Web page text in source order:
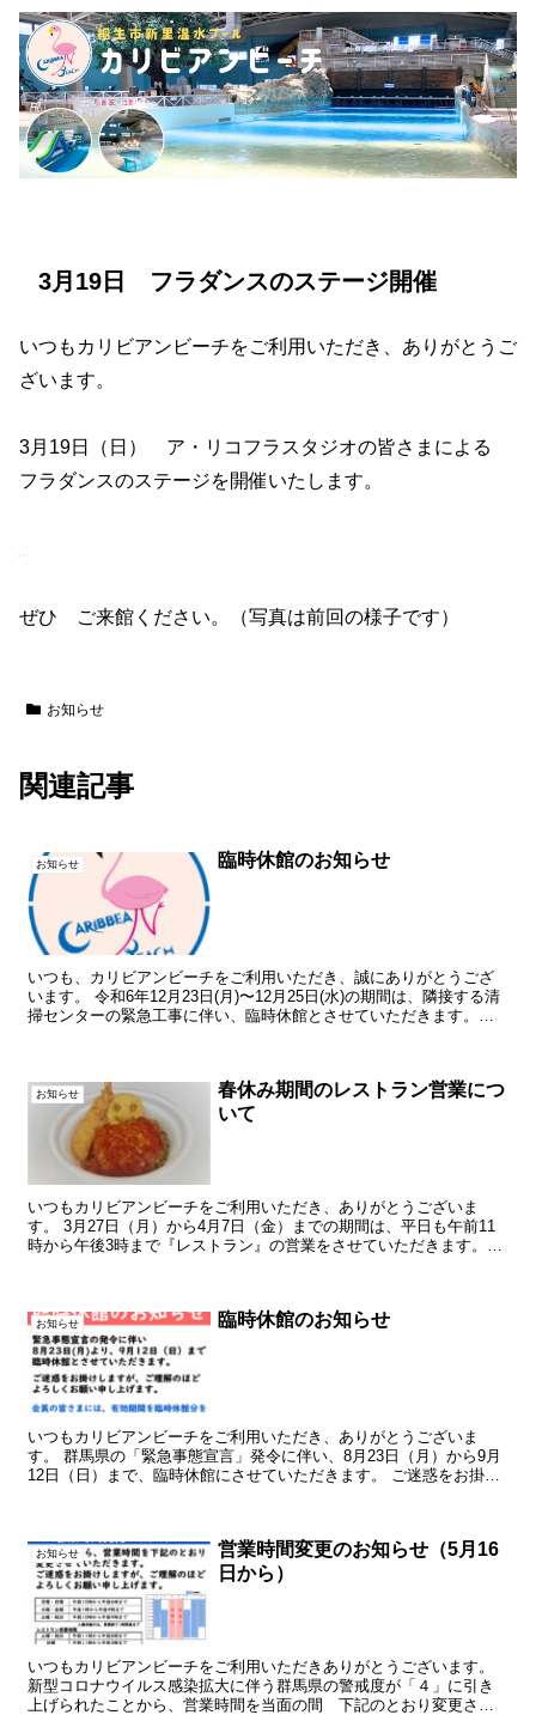
3月19日 フラダンスのステージ開催
いつもカリビアンビーチをご利用いただき、ありがとうご
ざいます。
3月19日（日） ア・リコフラスタジオの皆さまによる
フラダンスのステージを開催いたします。
ぜひ ご来館ください。（写真は前回の様子です）
お知らせ
関連記事
お知らせ 臨時休館のお知らせ
いつも、カリビアンビーチをご利用いただき、誠にありがとうござ
います。 令和6年12月23日(月)〜12月25日(水)の期間は、隣接する清
掃センターの緊急工事に伴い、臨時休館とさせていただきます。な
お知らせ
春休み期間のレストラン営業につ
いて
いつもカリビアンビーチをご利用いただき、ありがとうございま
す。 3月27日（月）から4月7日（金）までの期間は、平日も午前11
時から午後3時まで『レストラン』の営業をさせていただきます。皆
お知らせ 臨時休館のお知らせ
いつもカリビアンビーチをご利用いただき、ありがとうございま
す。 群馬県の「緊急事態宣言」発令に伴い、8月23日（月）から9月
12日（日）まで、臨時休館にさせていただきます。 ご迷惑をお掛け
お知らせ
営業時間変更のお知らせ（5月16
日から）
いつもカリビアンビーチをご利用いただきありがとうございます。
新型コロナウイルス感染拡大に伴う群馬県の警戒度が「４」に引き
上げられたことから、営業時間を当面の間 下記のとおり変更させ